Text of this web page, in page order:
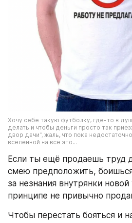
Хочу себе такую футболку, где-то в
делать и чтобы деньги просто так
двор дачи", жаль, что пока
вселенной на все это...
Если ты ещё продаешь труд
смею предположить,
за незнания внутрянки
принципе не привычно
Чтобы перестать бояться и